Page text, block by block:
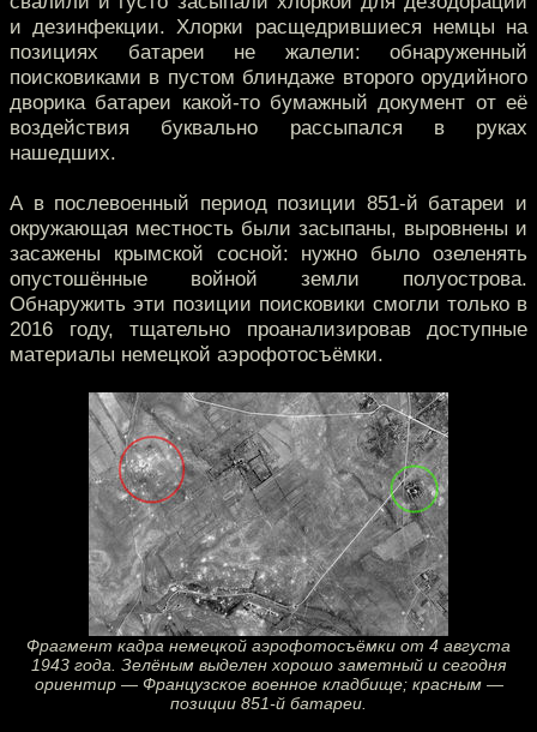
и дезинфекции. Хлорки расщедрившиеся немцы на
позициях батареи не жалели: обнаруженный
поисковиками в пустом блиндаже второго орудийного
дворика батареи какой-то бумажный документ от её
воздействия буквально рассыпался в руках
нашедших.
А в послевоенный период позиции 851-й батареи и
окружающая местность были засыпаны, выровнены и
засажены крымской сосной: нужно было озеленять
опустошённые войной земли полуострова.
Обнаружить эти позиции поисковики смогли только в
2016 году, тщательно проанализировав доступные
материалы немецкой аэрофотосъёмки.
Фрагмент кадра немецкой аэрофотосъёмки от 4 августа
1943 года. Зелёным выделен хорошо заметный и сегодня
ориентир — Французское военное кладбище; красным —
позиции 851-й батареи.